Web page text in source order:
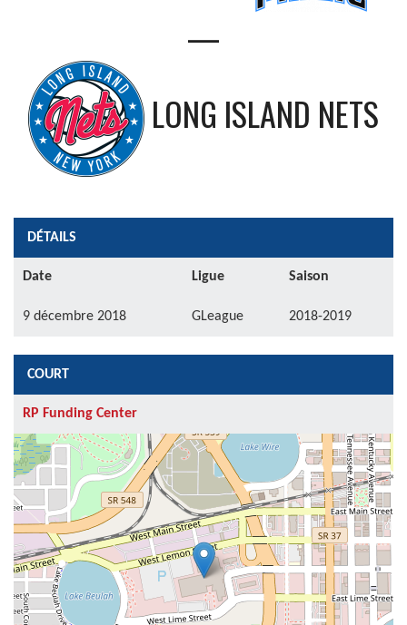
—
LONG ISLAND NETS
DÉTAILS
Date Ligue Saison
9 décembre 2018 GLeague 2018-2019
COURT
RP Funding Center